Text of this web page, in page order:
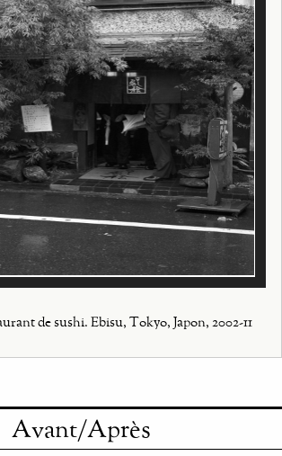
de sushi. Ebisu, Tokyo, Japon, 2002-11
Avant/Après